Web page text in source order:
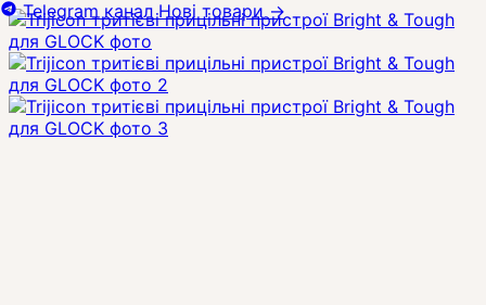
Telegram канал Нові товари→